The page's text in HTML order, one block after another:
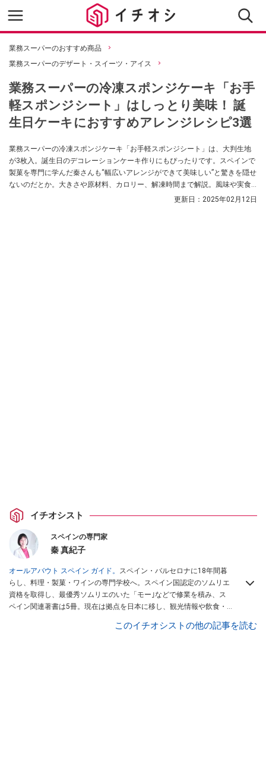
業務スーパーのおすすめ商品
業務スーパーのデザート・スイーツ・アイス
業務スーパーの冷凍スポンジケーキ「お手
軽スポンジシート」はしっとり美味！ 誕
生日ケーキにおすすめアレンジレシピ3選
業務スーパーの冷凍スポンジケーキ「お手軽スポンジシート」は、大判生地
が3枚入。誕生日のデコレーションケーキ作りにもぴったりです。スペインで
製菓を専門に学んだ秦さんも“幅広いアレンジができて美味しい”と驚きを隠せ
ないのだとか。大きさや原材料、カロリー、解凍時間まで解説。風味や実食
して思いついた美味しいアレンジレシピも紹介します。更新日： 2025年02月12日
イチオシスト
スペインの専門家
秦 真紀子
オールアバウト スペイン ガイド。 スペイン・バルセロナに18年間暮
らし、料理・製菓・ワインの専門学校へ。スペイン国認定のソムリエ
資格を取得し、最優秀ソムリエのいた「モー｣などで修業を積み、ス
ペイン関連著書は5冊。現在は拠点を日本に移し、観光情報や飲食・
など、食品・スイーツ販売チェーンのおすすめ商
このイチオシストの他の記事を読む